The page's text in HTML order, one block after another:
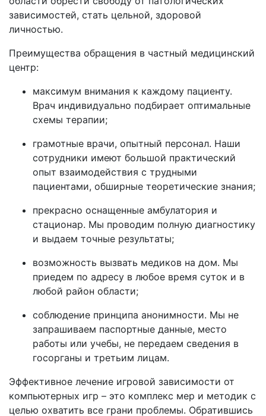
зависимостей, стать цельной, здоровой
личностью.
Преимущества обращения в частный медицинский
центр:
максимум внимания к каждому пациенту.
Врач индивидуально подбирает оптимальные
схемы терапии;
грамотные врачи, опытный персонал. Наши
сотрудники имеют большой практический
опыт взаимодействия с трудными
пациентами, обширные теоретические знания;
прекрасно оснащенные амбулатория и
стационар. Мы проводим полную диагностику
и выдаем точные результаты;
возможность вызвать медиков на дом. Мы
приедем по адресу в любое время суток и в
любой район области;
соблюдение принципа анонимности. Мы не
запрашиваем паспортные данные, место
работы или учебы, не передаем сведения в
госорганы и третьим лицам.
Эффективное лечение игровой зависимости от
компьютерных игр – это комплекс мер и методик с
целью охватить все грани проблемы. Обратившись